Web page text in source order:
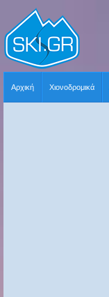
Αρχική Χιονοδρομικά